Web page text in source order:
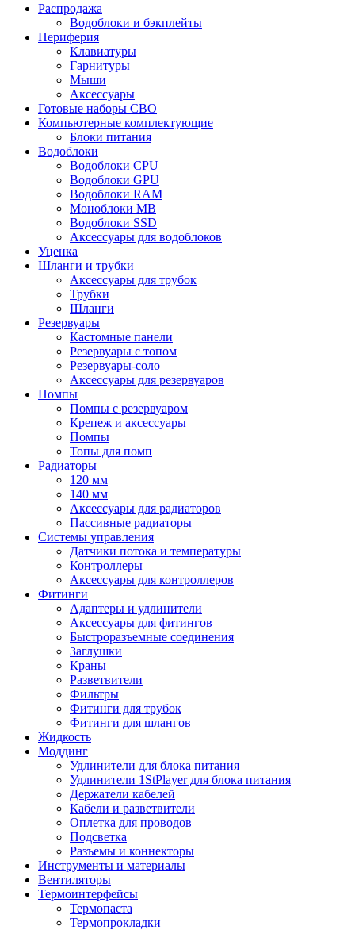
Распродажа
Водоблоки и бэкплейты
Периферия
Клавиатуры
Гарнитуры
Мыши
Аксессуары
Готовые наборы СВО
Компьютерные комплектующие
Блоки питания
Водоблоки
Водоблоки CPU
Водоблоки GPU
Водоблоки RAM
Моноблоки MB
Водоблоки SSD
Аксессуары для водоблоков
Уценка
Шланги и трубки
Аксессуары для трубок
Трубки
Шланги
Резервуары
Кастомные панели
Резервуары с топом
Резервуары-соло
Аксессуары для резервуаров
Помпы
Помпы с резервуаром
Крепеж и аксессуары
Помпы
Топы для помп
Радиаторы
120 мм
140 мм
Аксессуары для радиаторов
Пассивные радиаторы
Системы управления
Датчики потока и температуры
Контроллеры
Аксессуары для контроллеров
Фитинги
Адаптеры и удлинители
Аксессуары для фитингов
Быстроразъемные соединения
Заглушки
Краны
Разветвители
Фильтры
Фитинги для трубок
Фитинги для шлангов
Жидкость
Моддинг
Удлинители для блока питания
Удлинители 1StPlayer для блока питания
Держатели кабелей
Кабели и разветвители
Оплетка для проводов
Подсветка
Разъемы и коннекторы
Инструменты и материалы
Вентиляторы
Термоинтерфейсы
Термопаста
Термопрокладки